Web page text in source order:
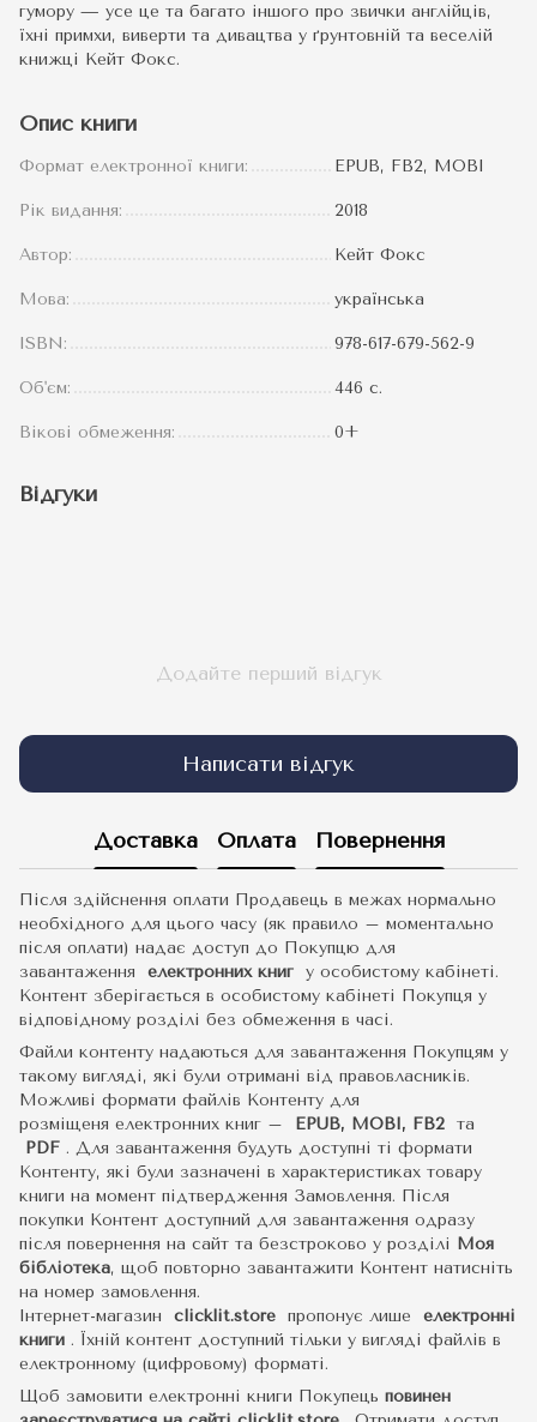
гумору — усе це та багато іншого про звички англійців,
їхні примхи, виверти та дивацтва у ґрунтовній та веселій
книжці Кейт Фокс.
Опис книги
Формат електронної книги: EPUB, FB2, MOBI
Рік видання: 2018
Автор: Кейт Фокс
Мова: українська
ISBN: 978-617-679-562-9
Об'єм: 446 с.
Вікові обмеження: 0+
Відгуки
Додайте перший відгук
Написати відгук
Доставка Оплата Повернення
Після здійснення оплати Продавець в межах нормально
необхідного для цього часу (як правило – моментально
після оплати) надає доступ до Покупцю для
завантаження електронних книг у особистому кабінеті.
Контент зберігається в особистому кабінеті Покупця у
відповідному розділі без обмеження в часі.
Файли контенту надаються для завантаження Покупцям у
такому вигляді, які були отримані від правовласників.
Можливі формати файлів Контенту для
розміщеня електронних книг –
EPUB, MOBI, FB2 та
PDF . Для завантаження будуть доступні ті формати
Контенту, які були зазначені в характеристиках товару
книги на момент підтвердження Замовлення. Після
покупки Контент доступний для завантаження одразу
після повернення на сайт та безстроково у розділі Моя
бібліотека, щоб повторно завантажити Контент натисніть
на номер замовлення.
Інтернет-магазин clicklit.store пропонує лише електронні
книги . Їхній контент доступний тільки у вигляді файлів в
електронному (цифровому) форматі.
Щоб замовити електронні книги Покупець повинен